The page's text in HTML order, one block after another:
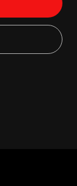
파트2>3강-노션 핵심 기능 익히기 - 페이지와 블록 꾸미기 18:19
파트2>4강-데이터베이스 활용하여 노션 마스터하기 (1) - 데이터베이스 구조&생성 30:07